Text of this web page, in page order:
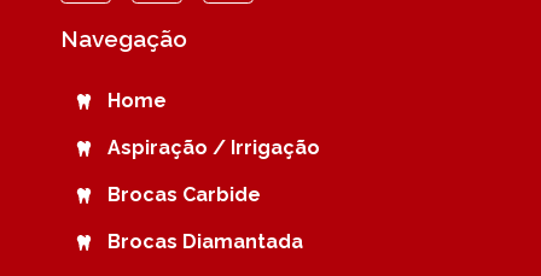
Navegação
Home
Aspiração / Irrigação
Brocas Carbide
Brocas Diamantada